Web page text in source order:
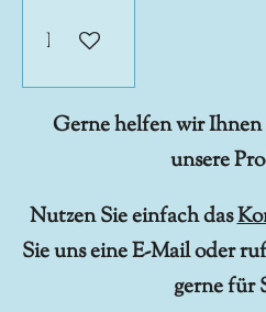
In den Warenkorb
Gerne helfen wir
unsere
Nutzen Sie einfach das
Sie uns eine E-Mail oder
gerne für